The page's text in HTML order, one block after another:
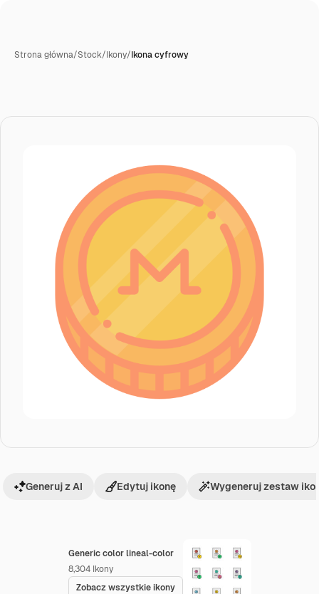
Strona główna/Stock/Ikony/Ikona cyfrowy
Generic color lineal-color
8,304 Ikony
Zobacz wszystkie ikony
Generuj z AI Edytuj ikonę Wygeneruj zestaw